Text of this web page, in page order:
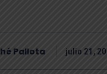
Pallota julio 21,